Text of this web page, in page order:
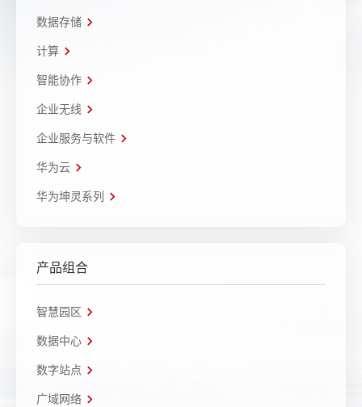
数据存储
计算
智能协作
企业无线
企业服务与软件
华为云
华为坤灵系列
产品组合
智慧园区
数据中心
数字站点
广域网络